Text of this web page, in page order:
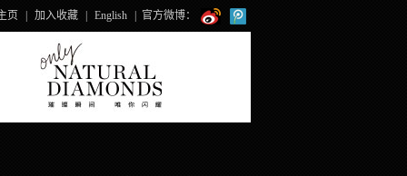
页 加入收藏 English 官方微博：